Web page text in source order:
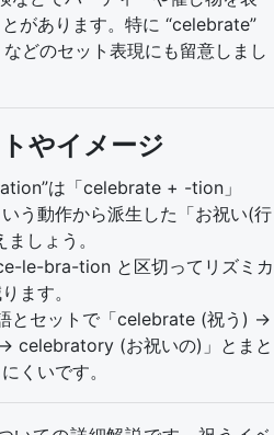
があります。特に “celebrate”
どのセット表現にも留意しまし
やイメージ
は「celebrate + -tion」
う動作から派生した「お祝い(行
しょう。
le-bra-tion と区切ってリズミカ
ます。
とセットで「celebrate (祝う) →
celebratory (お祝いの)」とまと
くいです。